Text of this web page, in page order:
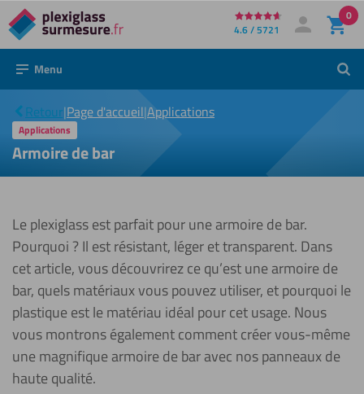
Directement
au
contenu
4.6 / 5721 Mon compte
Se connecter
0
Menu
Retour|Page d'accueil|Applications
Armoire
de bar
Applications
Armoire de bar
Le plexiglass est parfait pour une armoire de bar.
Pourquoi ? Il est résistant, léger et transparent. Dans
cet article, vous découvrirez ce qu’est une armoire de
bar, quels matériaux vous pouvez utiliser, et pourquoi le
plastique est le matériau idéal pour cet usage. Nous
vous montrons également comment créer vous-même
une magnifique armoire de bar avec nos panneaux de
haute qualité.